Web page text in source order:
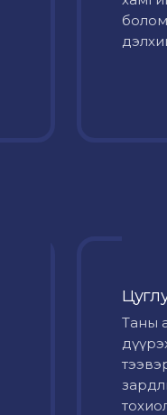
Таны